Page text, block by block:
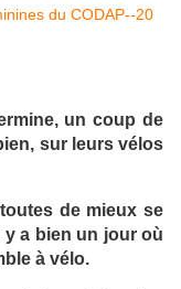
un coup de
sur leurs vélos
de mieux se
a bien un jour où
à vélo.